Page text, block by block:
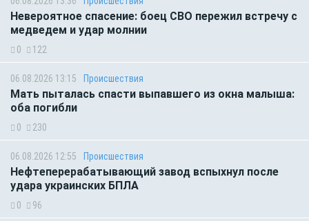
Невероятное спасение: боец СВО пережил встречу с
медведем и удар молнии
0 122
06.08.2026 13:15 Происшествия
Мать пыталась спасти выпавшего из окна малыша:
оба погибли
0 230
06.08.2026 12:55 Происшествия
Нефтеперерабатывающий завод вспыхнул после
удара украинских БПЛА
0 96